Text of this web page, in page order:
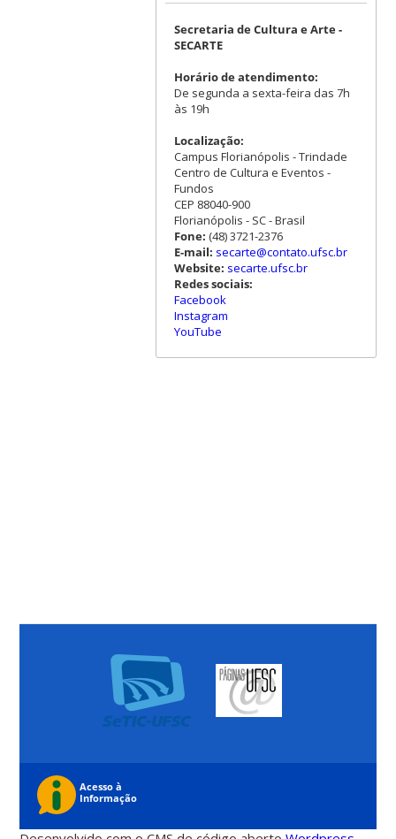
Secretaria de Cultura e Arte -
SECARTE
Horário de atendimento:
De segunda a sexta-feira das 7h
às 19h
Localização:
Campus Florianópolis - Trindade
Centro de Cultura e Eventos -
Fundos
CEP 88040-900
Florianópolis - SC - Brasil
Fone: (48) 3721-2376
E-mail: secarte@contato.ufsc.br
Website: secarte.ufsc.br
Redes sociais:
Facebook
Instagram
YouTube